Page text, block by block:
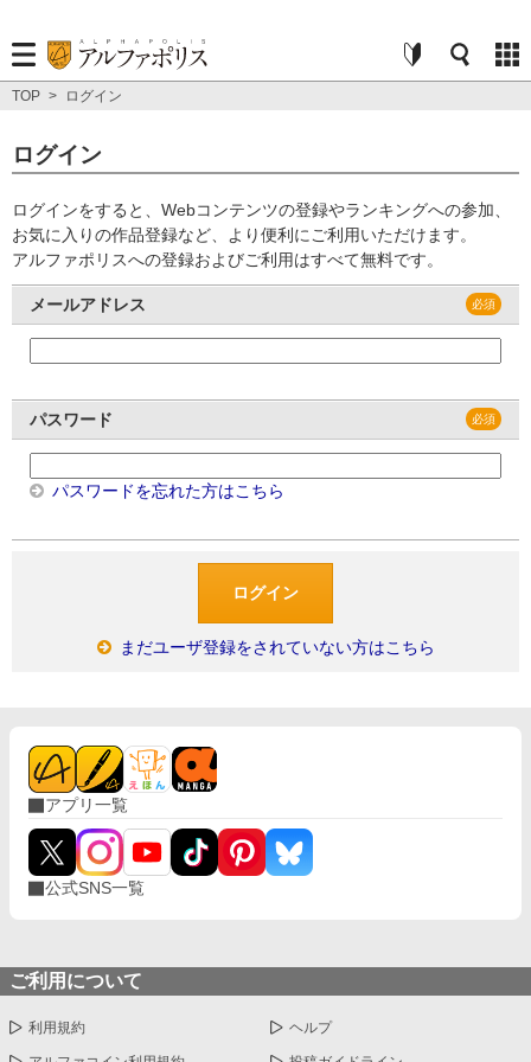
TOP > ログイン
ログイン
ログインをすると、Webコンテンツの登録やランキングへの参加、
お気に入りの作品登録など、より便利にご利用いただけます。
アルファポリスへの登録およびご利用はすべて無料です。
メールアドレス
パスワード
パスワードを忘れた方はこちら
まだユーザ登録をされていない方はこちら
アプリ一覧
公式SNS一覧
ご利用について
利用規約 ヘルプ